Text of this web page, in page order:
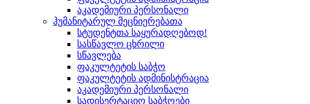
აკადემიური პერსონალი
ჰუმანიტარულ მეცნიერებათა
სტუდენტთა საყურადღებოდ!
სასწავლო ცხრილი
სწავლება
ფაკულტეტის საბჭო
ფაკულტეტის ადმინისტრაცია
აკადემიური პერსონალი
სადისერტაციო საბჭოები